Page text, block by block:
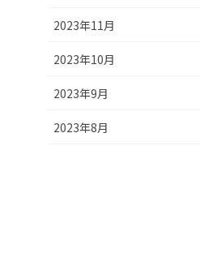
2023年11月
2023年10月
2023年9月
2023年8月